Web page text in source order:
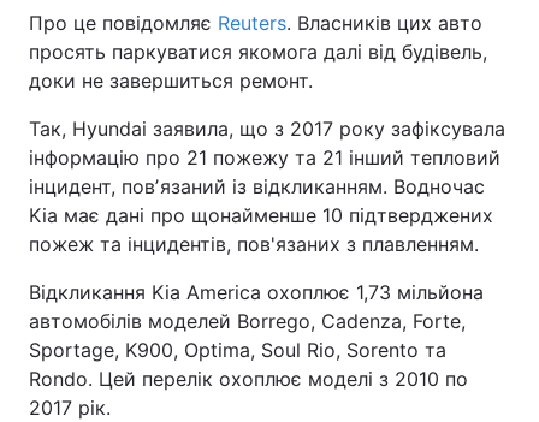
Про це повідомляє Reuters. Власників цих авто
просять паркуватися якомога далі від будівель,
доки не завершиться ремонт.
Так, Hyundai заявила, що з 2017 року зафіксувала
інформацію про 21 пожежу та 21 інший тепловий
інцидент, повʼязаний із відкликанням. Водночас
Kia має дані про щонайменше 10 підтверджених
пожеж та інцидентів, пов'язаних з плавленням.
Відкликання Kia America охоплює 1,73 мільйона
автомобілів моделей Borrego, Cadenza, Forte,
Sportage, K900, Optima, Soul Rio, Sorento та
Rondo. Цей перелік охоплює моделі з 2010 по
2017 рік.